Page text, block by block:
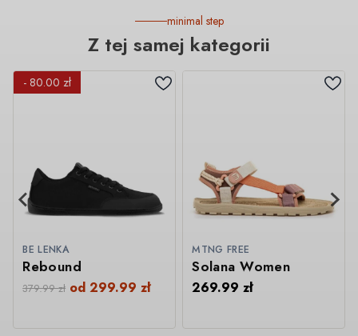
minimal step
Z tej samej kategorii
- 80.00 zł
BE LENKA
Rebound
379.99zł od299.99zł
MTNG FREE
Solana Women
269.99zł